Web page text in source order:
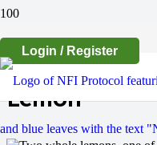
Login / Register
Lemon